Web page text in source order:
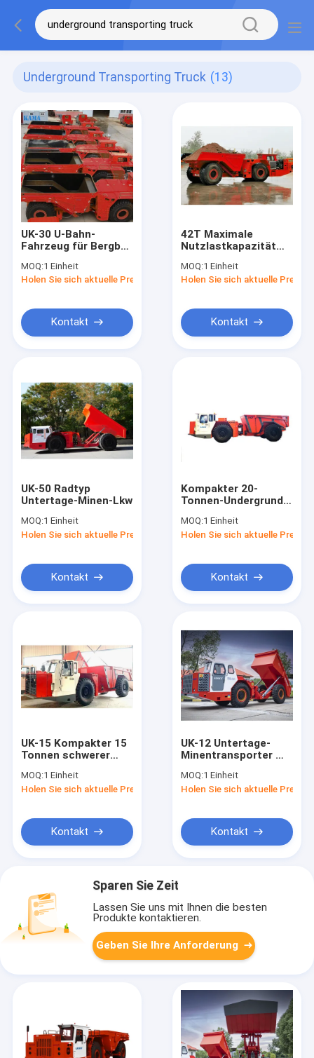
Underground Transporting Truck (13)
UK-30 U-Bahn-
Fahrzeug für Bergbau
MOQ:1 Einheit
Holen Sie sich aktuelle Preis
Kontakt
42T Maximale
Nutzlastkapazität
Lkw-Rad-Typ-
Minentransportfahrzeug
MOQ:1 Einheit
Holen Sie sich aktuelle Preis
Kontakt
UK-50 Radtyp
Untertage-Minen-Lkw
MOQ:1 Einheit
Holen Sie sich aktuelle Preis
Kontakt
Kompakter 20-
Tonnen-Undergrund-
schmale
Tunnelbauprojekte
MOQ:1 Einheit
Holen Sie sich aktuelle Preis
Kontakt
UK-15 Kompakter 15
Tonnen schwerer
Minenwagen für
Schmalen Tunnelbau
MOQ:1 Einheit
Holen Sie sich aktuelle Preis
Kontakt
UK-12 Untertage-
Minentransporter mit
Ladekapazität
MOQ:1 Einheit
Holen Sie sich aktuelle Preis
Kontakt
Sparen Sie Zeit
Lassen Sie uns mit Ihnen die besten
Produkte kontaktieren.
Geben Sie Ihre Anforderung